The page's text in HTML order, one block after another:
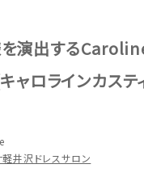
演出する
ロラインカステ
軽井沢ドレスサロン